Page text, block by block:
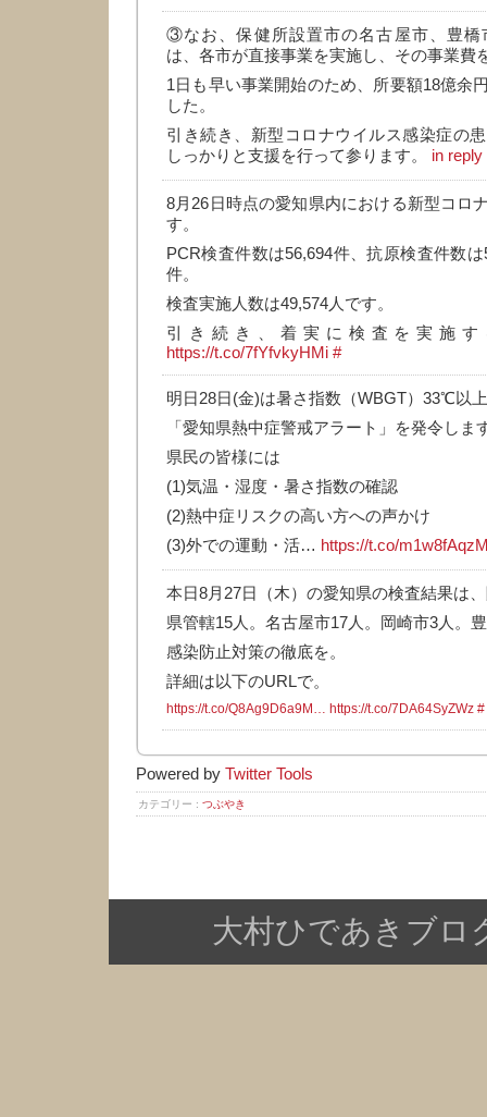
③なお、保健所設置市の名古屋市、豊橋
は、各市が直接事業を実施し、その事業費
1日も早い事業開始のため、所要額18億余
した。
引き続き、新型コロナウイルス感染症の
しっかりと支援を行って参ります。 in
8月26日時点の愛知県内における新型コロ
す。
PCR検査件数は56,694件、抗原検査件数
件。
検査実施人数は49,574人です。
引き続き、着実に検査を実施
https://t.co/7fYfvkyHMi #
明日28日(金)は暑さ指数（WBGT）33℃以
「愛知県熱中症警戒アラート」を発令しま
県民の皆様には
(1)気温・湿度・暑さ指数の確認
(2)熱中症リスクの高い方への声かけ
(3)外での運動・活… https://t.co/
本日8月27日（木）の愛知県の検査結果は
県管轄15人。名古屋市17人。岡崎市3人。
感染防止対策の徹底を。
詳細は以下のURLで。
https://t.co/Q8Ag9D6a9M… https://t.co/7DA64SyZWz #
Powered by Twitter Tools
カテゴリー : つぶやき
大村ひであきブロ